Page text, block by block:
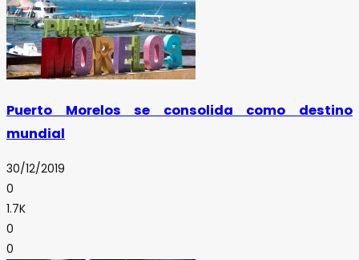
Puerto Morelos se consolida como destino
mundial
30/12/2019
0
1.7K
0
0